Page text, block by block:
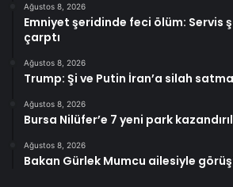
Ağustos 8, 2026
Emniyet şeridinde feci ölüm: Servis
çarptı
Ağustos 8, 2026
Trump: Şi ve Putin İran’a silah
Ağustos 8, 2026
Bursa Nilüfer’e 7 yeni park
Ağustos 8, 2026
Bakan Gürlek Mumcu ailesiyle